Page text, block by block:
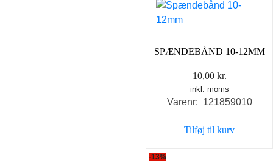
SPÆNDEBÅND 10-12MM
10,00 kr.
inkl. moms
Varenr: 121859010
Tilføj til kurv
-13%